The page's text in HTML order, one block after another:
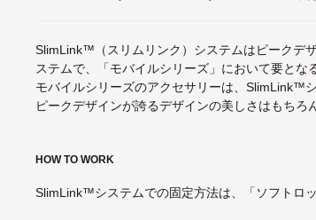
SlimLink™（スリムリンク）システムはピークデ
ステムで、「モバイルシリーズ」において要とな
モバイルシリーズのアクセサリーは、SlimLink™
ピークデザインが誇るデザインの美しさはもちろ
HOW TO WORK
SlimLink™システムでの固定方法は、「ソフトロ